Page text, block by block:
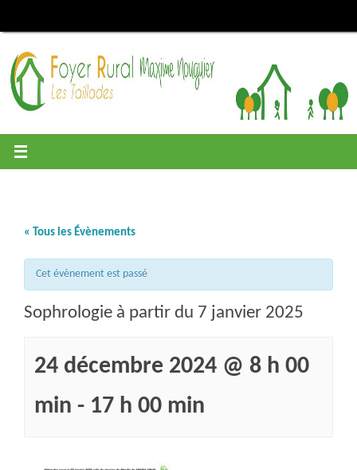
« Tous les Évènements
Cet évènement est passé
Sophrologie à partir du 7 janvier 2025
24 décembre 2024 @ 8 h 00
min - 17 h 00 min